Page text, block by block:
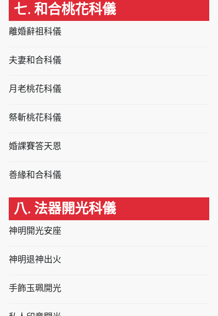
七. 和合桃花科儀
離婚辭祖科儀
夫妻和合科儀
月老桃花科儀
祭斬桃花科儀
婚課賽答天恩
善緣和合科儀
八. 法器開光科儀
神明開光安座
神明退神出火
手飾玉珮開光